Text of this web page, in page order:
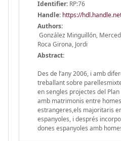
Identifier: RP:76
Handle: https://
Authors:
González Minguillón,
Roca Girona, Jordi
Abstract:
Des de l’any 2006, i amb
treballant sobre
en sengles projectes del
amb matrimonis entre
estrangeres,els majoritaris
espanyoles, i després
dones espanyoles amb